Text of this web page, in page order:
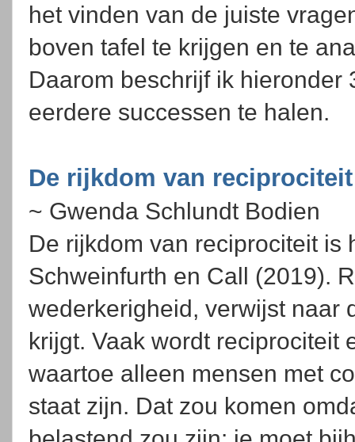
het vinden van de juiste
boven tafel te krijgen en te
Daarom beschrijf ik hieronder
eerdere successen te halen.
De rijkdom van reciprociteit
~ Gwenda Schlundt Bodien
De rijkdom van reciprociteit is
Schweinfurth en Call (2019).
wederkerigheid, verwijst naar
krijgt. Vaak wordt reciprociteit
waartoe alleen mensen met
staat zijn. Dat zou komen